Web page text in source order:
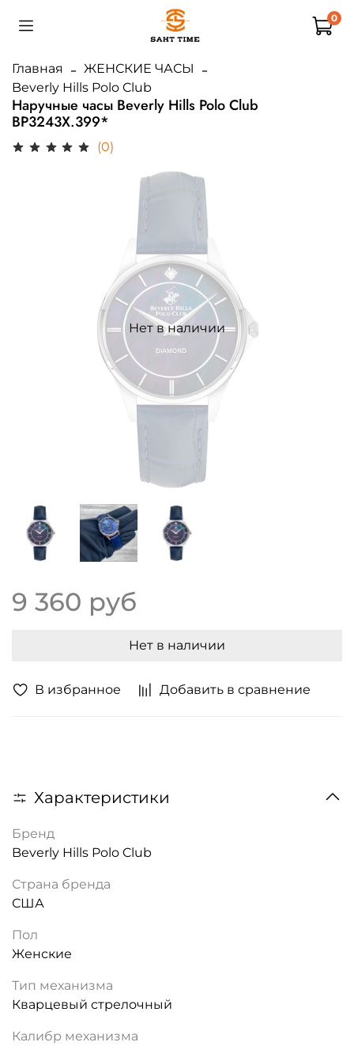
0
Главная
ЖЕНСКИЕ ЧАСЫ
Beverly Hills Polo Club
Наручные часы Beverly Hills Polo Club
BP3243X.399*
(0)
В избранное Добавить в сравнение
Нет в наличии
9 360 руб
Нет в наличии
Характеристики
Бренд
Beverly Hills Polo Club
Страна бренда
США
Пол
Женские
Тип механизма
Кварцевый стрелочный
Калибр механизма